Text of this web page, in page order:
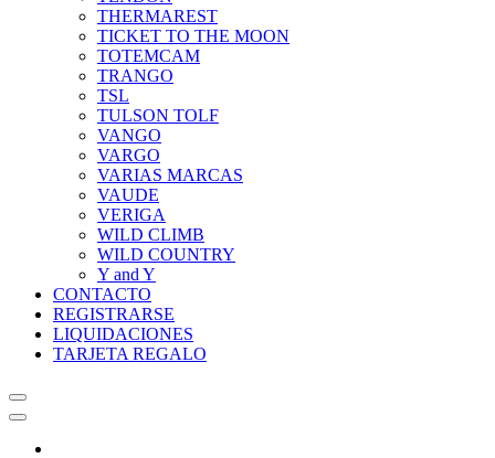
THERMAREST
TICKET TO THE MOON
TOTEMCAM
TRANGO
TSL
TULSON TOLF
VANGO
VARGO
VARIAS MARCAS
VAUDE
VERIGA
WILD CLIMB
WILD COUNTRY
Y and Y
CONTACTO
REGISTRARSE
LIQUIDACIONES
TARJETA REGALO